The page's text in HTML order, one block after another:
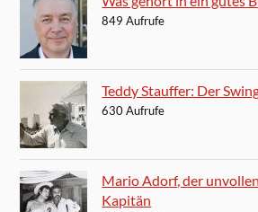
849 Aufrufe
Teddy Stauffer: Der
630 Aufrufe
Mario Adorf, der
Kapitän